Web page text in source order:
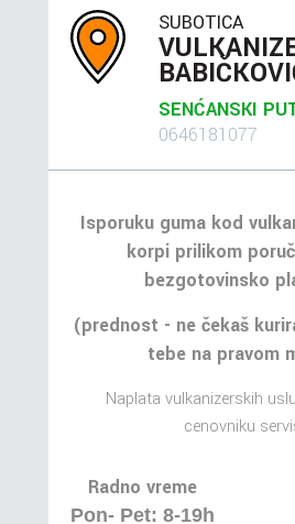
SUBOTICA
SENĆANSKI
0646181077
Isporuku guma kod
korpi prilikom
bezgotovinsko
(prednost - ne čekaš
tebe na pravom
Naplata vulkanizerskih
cenovniku
Radno vreme
Pon- Pet: 8-19h